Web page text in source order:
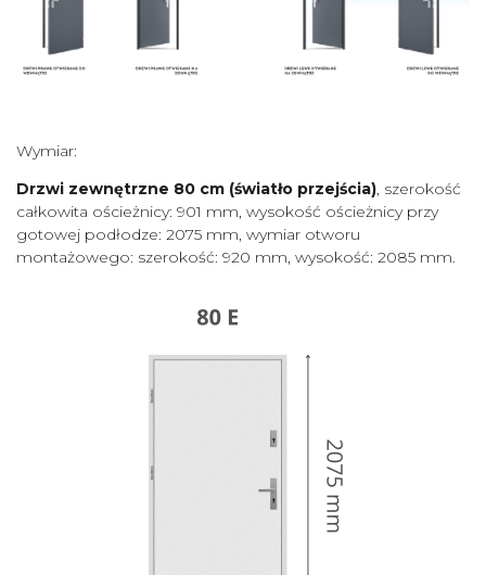
Wymiar:
Drzwi zewnętrzne 80 cm (światło przejścia), szerokość
całkowita ościeżnicy: 901 mm, wysokość ościeżnicy przy
gotowej podłodze: 2075 mm, wymiar otworu
montażowego: szerokość: 920 mm, wysokość: 2085 mm.